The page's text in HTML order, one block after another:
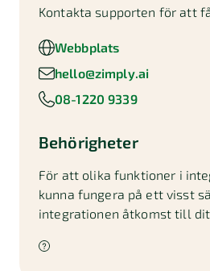
Kontakta supporten för att
Webbplats
hello@zimply.ai
08-1220 9339
Behörigheter
För att olika funktioner i
kunna fungera på ett visst
integrationen åtkomst till